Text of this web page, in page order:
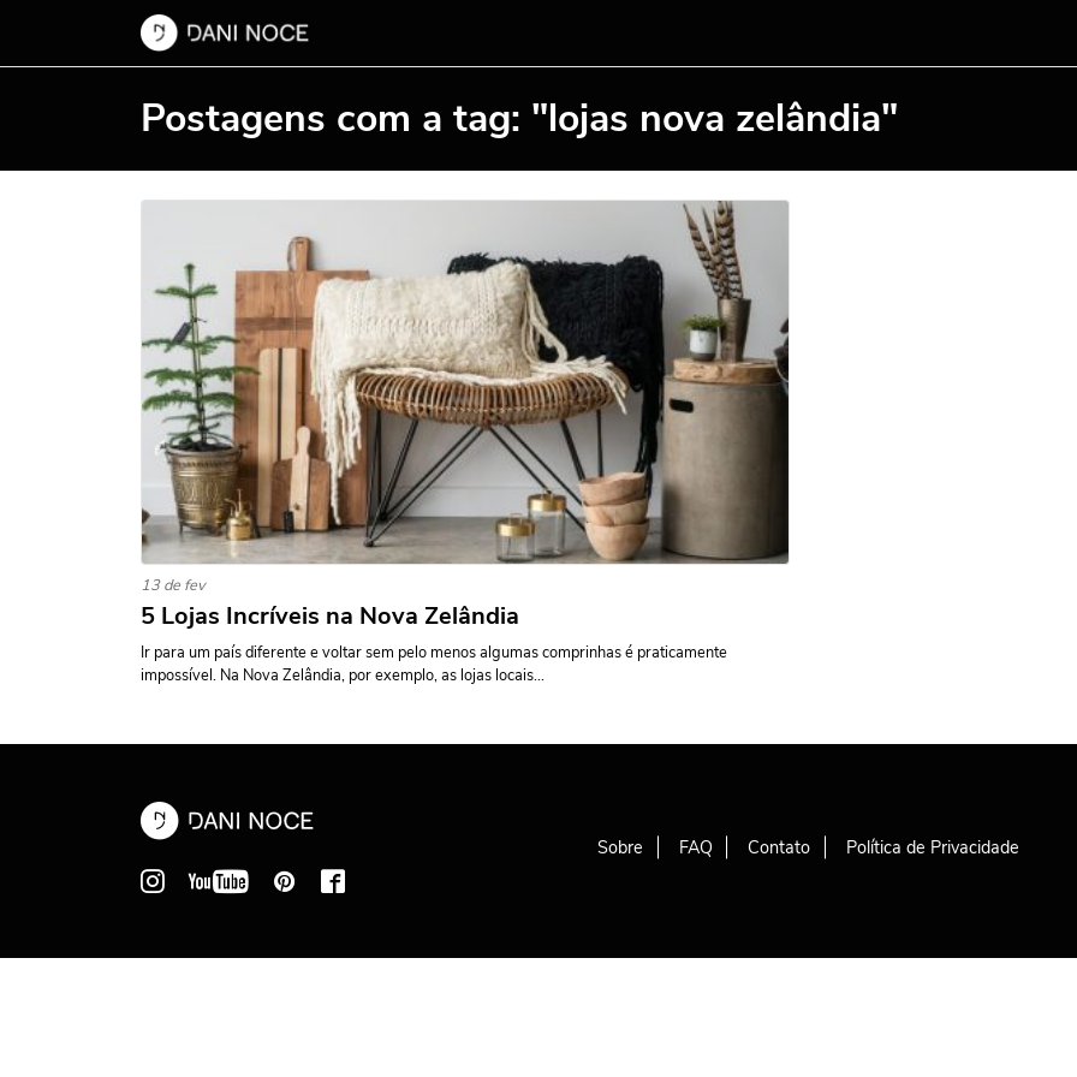
Postagens com a tag: "lojas nova zelândia"
13 de fev
5 Lojas Incríveis na Nova Zelândia
Ir para um país diferente e voltar sem pelo menos algumas comprinhas é praticamente
impossível. Na Nova Zelândia, por exemplo, as lojas locais...
Sobre FAQ Contato Política de Privacidade